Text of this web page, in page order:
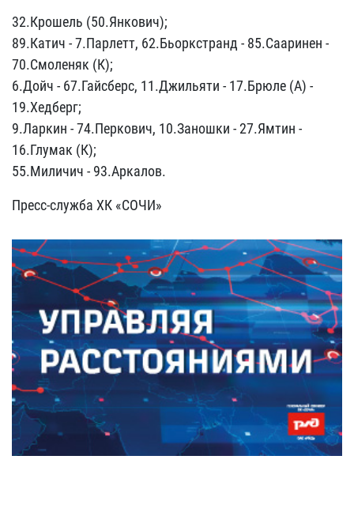
32.Крошель (50.Янкович);
89.Катич - 7.Парлетт, 62.Бьоркстранд - 85.Сааринен -
70.Смоленяк (К);
6.Дойч - 67.Гайсберс, 11.Джильяти - 17.Брюле (А) -
19.Хедберг;
9.Ларкин - 74.Перкович, 10.Заношки - 27.Ямтин -
16.Глумак (К);
55.Миличич - 93.Аркалов.
Пресс-служба ХК «СОЧИ»